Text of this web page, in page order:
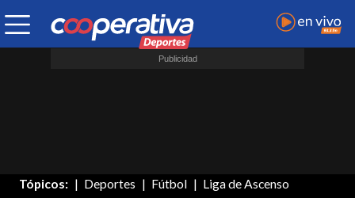
Tópicos: Deportes Fútbol Liga de Ascenso